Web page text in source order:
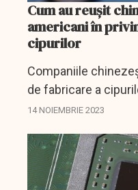
Cum au reuşit
americani în
cipurilor
Companiile
de fabricare a
produce
împiedice...
14 NOIEMBRIE 2023